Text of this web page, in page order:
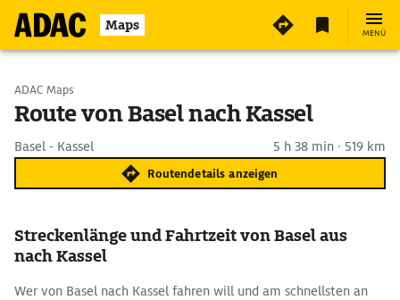
Maps MENÜ
Start wählen
ADAC Maps
Route von Basel nach Kassel
Basel - Kassel 5 h 38 min · 519 km
Routendetails anzeigen
Streckenlänge und Fahrtzeit von Basel aus
nach Kassel
Wer von Basel nach Kassel fahren will und am schnellsten an